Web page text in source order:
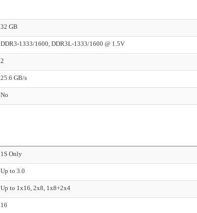
32 GB
DDR3-1333/1600, DDR3L-1333/1600 @ 1.5V
2
25.6 GB/s
No
1S Only
Up to 3.0
Up to 1x16, 2x8, 1x8+2x4
16